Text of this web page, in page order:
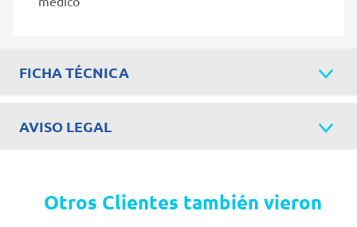
FICHA TÉCNICA
AVISO LEGAL
Otros Clientes también vieron